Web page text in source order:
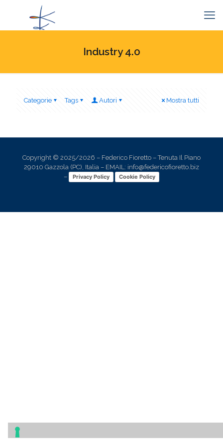
Industry 4.0
Categorie Tags Autori Mostra tutti
Copyright © 2025/2026 – Federico Fioretto – Tenuta Il Piano
29010 Gazzola (PC), Italia – EMAIL: info@federicofioretto.biz
–
Privacy Policy Cookie Policy